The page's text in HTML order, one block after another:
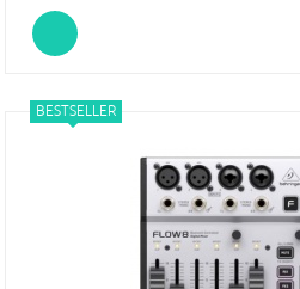
BESTSELLER